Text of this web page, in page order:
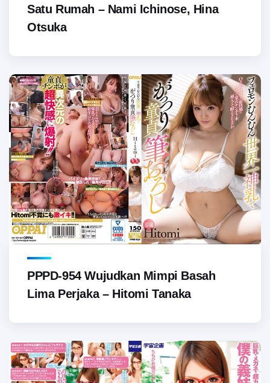
Satu Rumah – Nami Ichinose, Hina
Otsuka
PPPD-954 Wujudkan Mimpi Basah
Lima Perjaka – Hitomi Tanaka